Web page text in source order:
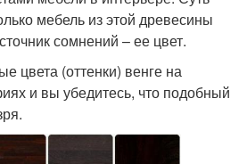
мебель из этой древесины
сомнений – ее цвет.
цвета (оттенки) венге на
и вы убедитесь, что подобный